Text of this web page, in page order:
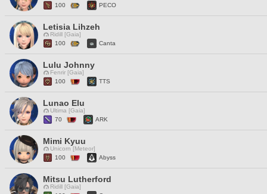
100
PECO
Letisia Lihzeh
Ridill [Gaia]
100
Canta
Lulu Johnny
Fenrir [Gaia]
100
TTS
Lunao Elu
Ultima [Gaia]
70
ARK
Mimi Kyuu
Unicorn [Meteor]
100
Abyss
Mitsu Lutherford
Ridill [Gaia]